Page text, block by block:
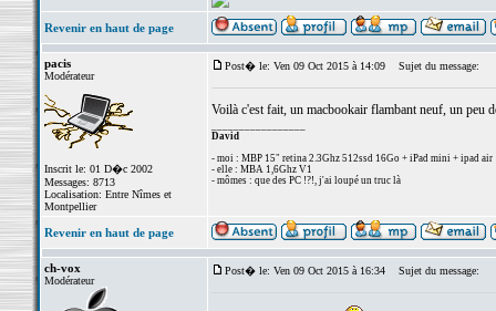
Revenir en haut de page
pacis
Modérateur
Inscrit le: 01 D�c 2002
Messages: 8713
Localisation: Entre Nîmes et
Montpellier
Post� le: Ven 09 Oct 2015 à 14:09 Sujet du message:
Voilà c'est fait, un macbookair flambant neuf, un peu
David
- moi : MBP 15" retina 2.3Ghz 512ssd 16Go + iPad mini + ipad air
- elle : MBA 1,6Ghz V1
- mômes : que des PC !?!, j'ai loupé un truc là
Revenir en haut de page
ch-vox
Modérateur
Post� le: Ven 09 Oct 2015 à 16:34 Sujet du message: